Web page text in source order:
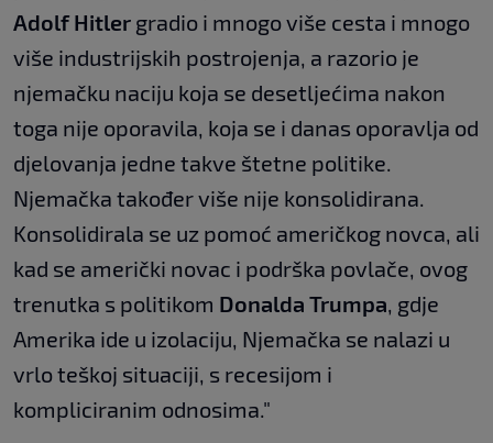
Adolf Hitler gradio i mnogo više cesta i mnogo
više industrijskih postrojenja, a razorio je
njemačku naciju koja se desetljećima nakon
toga nije oporavila, koja se i danas oporavlja od
djelovanja jedne takve štetne politike.
Njemačka također više nije konsolidirana.
Konsolidirala se uz pomoć američkog novca, ali
kad se američki novac i podrška povlače, ovog
trenutka s politikom Donalda Trumpa, gdje
Amerika ide u izolaciju, Njemačka se nalazi u
vrlo teškoj situaciji, s recesijom i
kompliciranim odnosima."